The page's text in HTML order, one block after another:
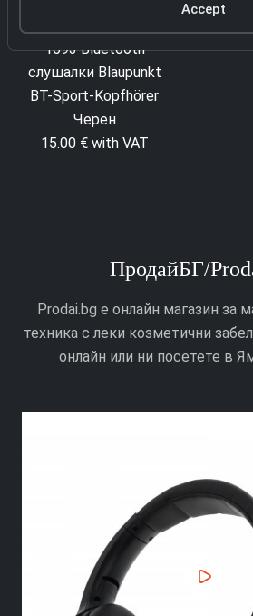
1693 Bluetooth
слушалки Blaupunkt
BT-Sport-Kopfhörer
Черен
15.00 € with VAT
ПродайБГ/
Prodai.bg е онлайн магазин за
техника с леки козметични
онлайн или ни посетете в
Accept